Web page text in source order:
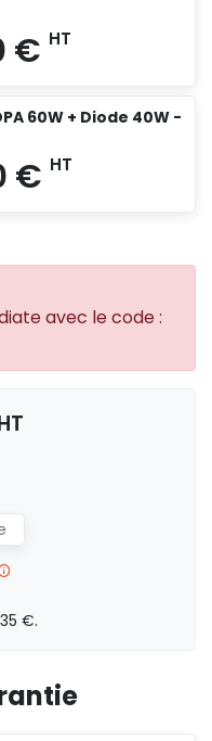
€
€
60W + Diode 40W -
€
avec le code :
€.